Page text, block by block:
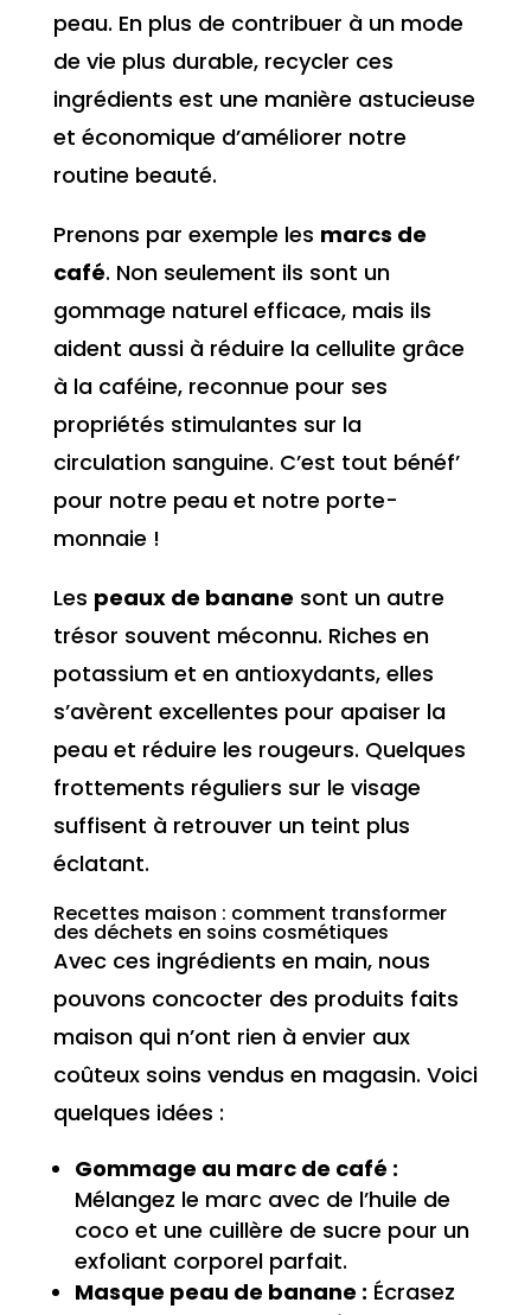
peau. En plus de contribuer à un mode
de vie plus durable, recycler ces
ingrédients est une manière astucieuse
et économique d’améliorer notre
routine beauté.
Prenons par exemple les marcs de
café. Non seulement ils sont un
gommage naturel efficace, mais ils
aident aussi à réduire la cellulite grâce
à la caféine, reconnue pour ses
propriétés stimulantes sur la
circulation sanguine. C’est tout bénéf’
pour notre peau et notre porte-
monnaie !
Les peaux de banane sont un autre
trésor souvent méconnu. Riches en
potassium et en antioxydants, elles
s’avèrent excellentes pour apaiser la
peau et réduire les rougeurs. Quelques
frottements réguliers sur le visage
suffisent à retrouver un teint plus
éclatant.
Recettes maison : comment transformer
des déchets en soins cosmétiques
Avec ces ingrédients en main, nous
pouvons concocter des produits faits
maison qui n’ont rien à envier aux
coûteux soins vendus en magasin. Voici
quelques idées :
Gommage au marc de café :
Mélangez le marc avec de l’huile de
coco et une cuillère de sucre pour un
exfoliant corporel parfait.
Masque peau de banane : Écrasez